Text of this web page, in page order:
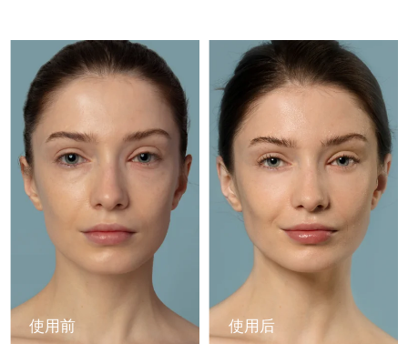
使用前 使用后
ESPADA™ 设备
All acne treatment devices
眼部护理设备
All revitalizing eye massagers
KIWI™ 皮肤护理
Advanced pore care essentials
LUNA™ Dual-Peptide Scalp
Serum
For healthy hair
issa™ Teeth Whitening Gel
护肤品 男士
全部购买
FOREO APP
马恩岛 预计送达日期 8/11/26
以色列 预计送达日期 8/13/26
意大利 预计送达日期8/9/26
日本 8/12/26
泽西岛 预计送达日期8/14/26
哈萨克斯坦 预计送达日期
科威特 预计送达日期 8/9/26